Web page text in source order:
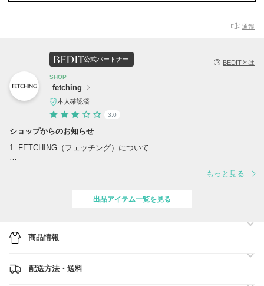
通報
公式パートナー BEDITとは
SHOP
fetching
本人確認済
3.0
ショップからのお知らせ
1. FETCHING（フェッチング）について
ンとカルチャーを共に楽しめる感性豊かなアイテムを提供します。
2. FETCHINGの販売プロセス
ブティック・海外セレクトショップ → FETCHING → お客様
イムで連携し、中間流通コストを最小限に抑えています。そのため、多
彩なデザイナーズブランドの商品をお手頃な価格でお楽しみいただけま
す。
- どこでも送料無料
もっと見る
出品アイテム一覧を見る
商品情報
配送方法・送料